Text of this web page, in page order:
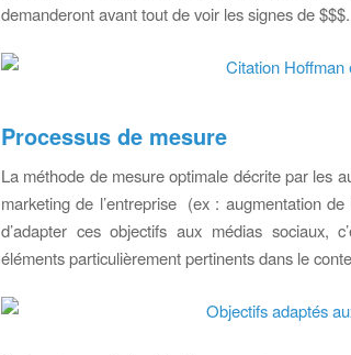
demanderont avant tout de voir les signes de $$$.
Processus de mesure
La méthode de mesure optimale décrite par les
marketing de l’entreprise (ex : augmentation
d’adapter ces objectifs aux médias sociaux,
éléments particulièrement pertinents dans le